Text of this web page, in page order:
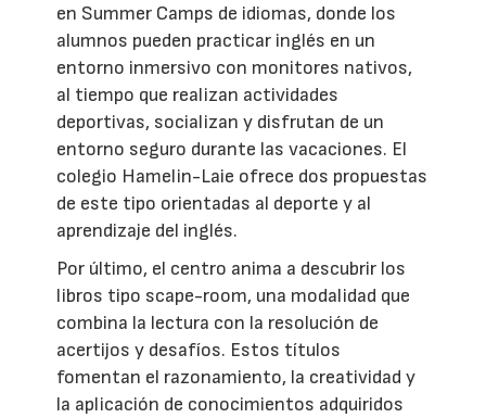
en Summer Camps de idiomas, donde los
alumnos pueden practicar inglés en un
entorno inmersivo con monitores nativos,
al tiempo que realizan actividades
deportivas, socializan y disfrutan de un
entorno seguro durante las vacaciones. El
colegio Hamelin-Laie ofrece dos propuestas
de este tipo orientadas al deporte y al
aprendizaje del inglés.
Por último, el centro anima a descubrir los
libros tipo scape-room, una modalidad que
combina la lectura con la resolución de
acertijos y desafíos. Estos títulos
fomentan el razonamiento, la creatividad y
la aplicación de conocimientos adquiridos